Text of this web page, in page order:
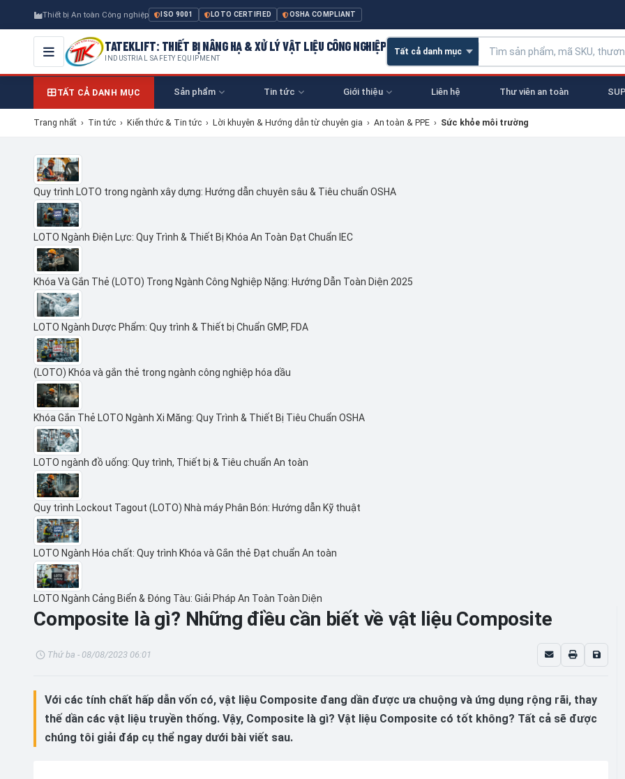
Thiết bị An toàn Công nghiệp ISO 9001 LOTO CERTIFIED OSHA COMPLIANT
TATEKLIFT: THIẾT BỊ NÂNG HẠ & XỬ LÝ VẬT LIỆU CÔNG NGHIỆP
INDUSTRIAL SAFETY EQUIPMENT
TẤT CẢ DANH MỤC Sản phẩm Tin tức Giới thiệu Liên hệ Thư viên an toàn
Trang nhất › Tin tức › Kiến thức & Tin tức › Lời khuyên & Hướng dẫn từ chuyên gia › An toàn & PPE › Sức khỏe môi trường
Quy trình LOTO trong ngành xây dựng: Hướng dẫn chuyên sâu & Tiêu chuẩn OSHA
LOTO Ngành Điện Lực: Quy Trình & Thiết Bị Khóa An Toàn Đạt Chuẩn IEC
Khóa Và Gắn Thẻ (LOTO) Trong Ngành Công Nghiệp Nặng: Hướng Dẫn Toàn Diện 2025
LOTO Ngành Dược Phẩm: Quy trình & Thiết bị Chuẩn GMP, FDA
(LOTO) Khóa và gắn thẻ trong ngành công nghiệp hóa dầu
Khóa Gắn Thẻ LOTO Ngành Xi Măng: Quy Trình & Thiết Bị Tiêu Chuẩn OSHA
LOTO ngành đồ uống: Quy trình, Thiết bị & Tiêu chuẩn An toàn
Quy trình Lockout Tagout (LOTO) Nhà máy Phân Bón: Hướng dẫn Kỹ thuật
LOTO Ngành Hóa chất: Quy trình Khóa và Gắn thẻ Đạt chuẩn An toàn
LOTO Ngành Cảng Biển & Đóng Tàu: Giải Pháp An Toàn Toàn Diện
Composite là gì? Những điều cần biết về vật liệu Composite
Thứ ba - 08/08/2023 06:01
Với các tính chất hấp dẫn vốn có, vật liệu Composite đang dần được ưa chuộng và ứng dụng rộng rãi, thay
thế dần các vật liệu truyền thống. Vậy, Composite là gì? Vật liệu Composite có tốt không? Tất cả sẽ được
chúng tôi giải đáp cụ thể ngay dưới bài viết sau.